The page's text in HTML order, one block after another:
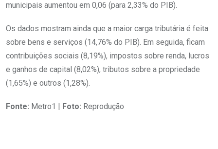
municipais aumentou em 0,06 (para 2,33% do PIB).
Os dados mostram ainda que a maior carga tributária é feita
sobre bens e serviços (14,76% do PIB). Em seguida, ficam
contribuições sociais (8,19%), impostos sobre renda, lucros
e ganhos de capital (8,02%), tributos sobre a propriedade
(1,65%) e outros (1,28%).
Fonte: Metro1 | Foto: Reprodução